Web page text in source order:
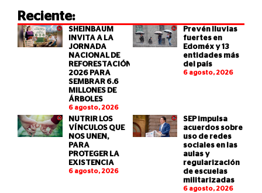
Reciente:
SHEINBAUM
INVITA A LA
JORNADA
NACIONAL DE
REFORESTACIÓN
2026 PARA
SEMBRAR 6.6
MILLONES DE
ÁRBOLES
6 agosto, 2026
Prevén lluvias
fuertes en
Edoméx y 13
entidades más
del país
6 agosto, 2026
NUTRIR LOS
VÍNCULOS QUE
NOS UNEN,
PARA
PROTEGER LA
EXISTENCIA
6 agosto, 2026
SEP impulsa
acuerdos sobre
uso de redes
sociales en las
aulas y
regularización
de escuelas
militarizadas
6 agosto, 2026